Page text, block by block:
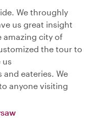
We throughly
us great insight
amazing city of
the tour to
us
eateries. We
anyone visiting